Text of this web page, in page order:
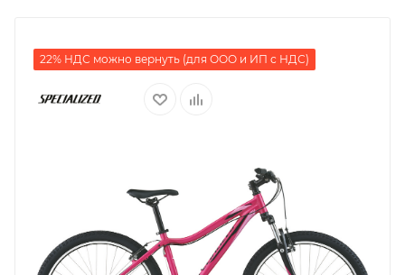
22% НДС можно вернуть (для ООО и ИП с НДС)